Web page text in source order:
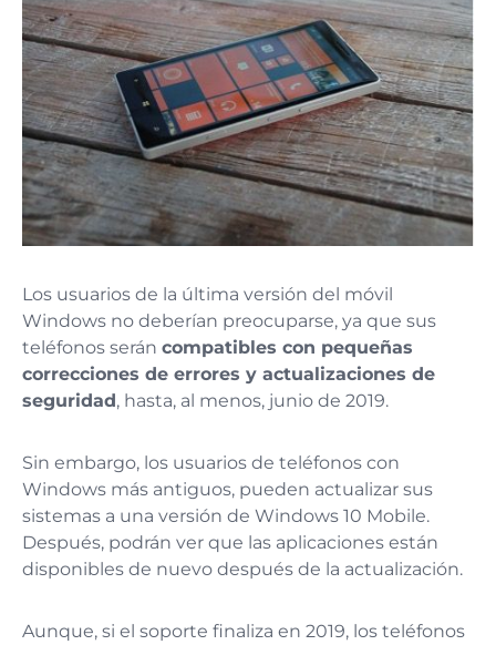
Los usuarios de la última versión del móvil
Windows no deberían preocuparse, ya que sus
teléfonos serán compatibles con pequeñas
correcciones de errores y actualizaciones de
seguridad, hasta, al menos, junio de 2019.
Sin embargo, los usuarios de teléfonos con
Windows más antiguos, pueden actualizar sus
sistemas a una versión de Windows 10 Mobile.
Después, podrán ver que las aplicaciones están
disponibles de nuevo después de la actualización.
Aunque, si el soporte finaliza en 2019, los teléfonos